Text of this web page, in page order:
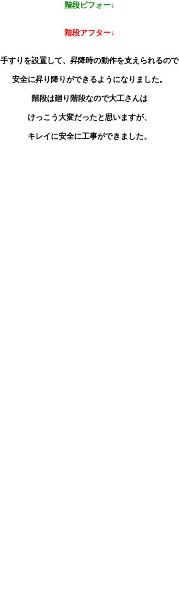
階段ビフォー↓
階段アフター↓
手すりを設置して、昇降時の動作を支えられるので
安全に昇り降りができるようになりました。
階段は廻り階段なので大工さんは
けっこう大変だったと思いますが、
キレイに安全に工事ができました。